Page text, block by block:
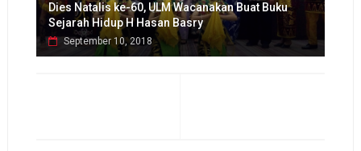
Dies Natalis ke-60, ULM Wacanakan Buat Buku
Sejarah Hidup H Hasan Basry
September 10, 2018